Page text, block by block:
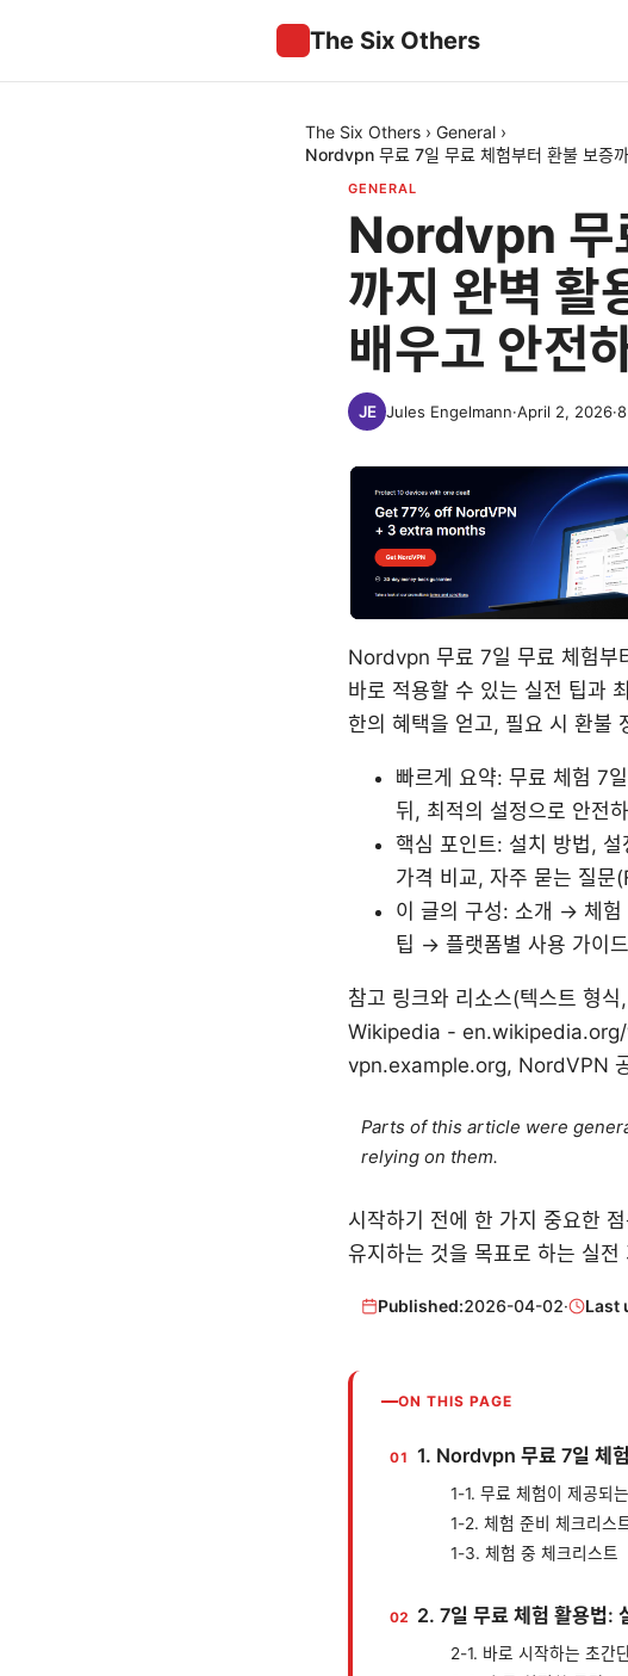
The Six Others
The Six Others › General ›
Nordvpn 무료 7일 무료 체험부터 환불 보증
GENERAL
Nordvpn 무
까지 완벽 활
배우고 안전
Jules Engelmann·April 2, 2026·8
Nordvpn 무료 7일 무료 체험부
바로 적용할 수 있는 실전 팁과
한의 혜택을 얻고, 필요 시 환불
빠르게 요약: 무료 체험 7
뒤, 최적의 설정으로 안전
핵심 포인트: 설치 방법,
가격 비교, 자주 묻는 질문
이 글의 구성: 소개 → 체
팁 → 플랫폼별 사용 가이
참고 링크와 리소스(텍스트
Wikipedia -
vpn.example.org, NordVPN
Parts of this article were
relying on them.
시작하기 전에 한 가지 중요한
유지하는 것을 목표로 하는 실
Published:2026-04-02· Last
ON THIS PAGE
1. Nordvpn 무료 7일 체
1-1. 무료 체험이 제공되
1-2. 체험 준비 체크리스
1-3. 체험 중 체크리스트
2. 7일 무료 체험 활용법:
2-1. 바로 시작하는 초간